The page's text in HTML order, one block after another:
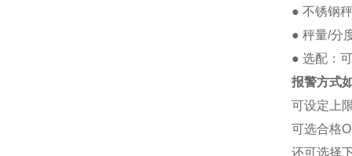
● 不锈钢
● 秤量/分
● 选配：
报警方式
可设定上
可选合格
还可选择